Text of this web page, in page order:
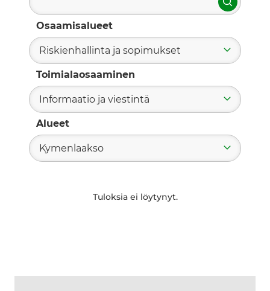
Hae
Osaamisalueet
Riskienhallinta ja sopimukset
Toimialaosaaminen
Informaatio ja viestintä
Alueet
Kymenlaakso
Tuloksia ei löytynyt.